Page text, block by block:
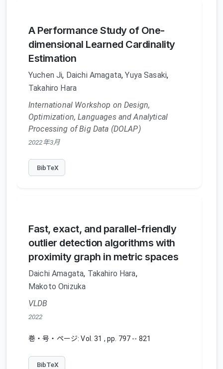
A Performance Study of One-
dimensional Learned Cardinality
Estimation
Yuchen Ji, Daichi Amagata,Yuya Sasaki,
Takahiro Hara
International Workshop on Design,
Optimization, Languages and Analytical
Processing of Big Data (DOLAP)
2022年3月
BibTeX
Fast, exact, and parallel-friendly
outlier detection algorithms with
proximity graph in metric spaces
Daichi Amagata, Takahiro Hara,
Makoto Onizuka
VLDB
2022
巻・号・ページ: Vol. 31 , pp. 797 -- 821
BibTeX